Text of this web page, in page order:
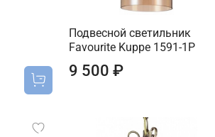
Подвесной светильник
Favourite Kuppe 1591-1P
9 500 ₽